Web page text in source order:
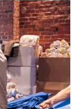
järjestetään
Finland